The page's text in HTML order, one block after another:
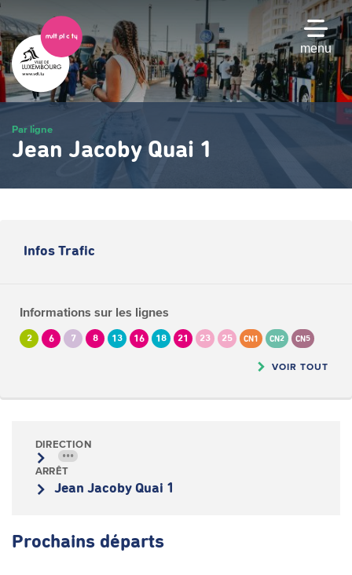
Passer
au
contenu
principal
menu
Par ligne
Jean Jacoby Quai 1
Infos Trafic
Informations sur les lignes
2 6 7 8 13 16 18 21 23 25 CN1 CN2 CN5
VOIR TOUT
DIRECTION
•••
ARRÊT
Jean Jacoby Quai 1
Prochains départs